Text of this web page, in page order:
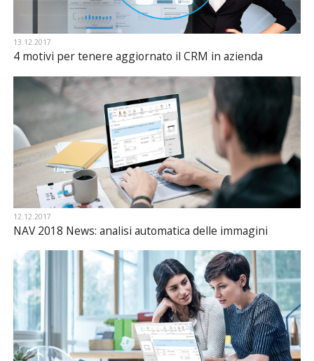
13.12.2017
4 motivi per tenere aggiornato il CRM in azienda
12.12.2017
NAV 2018 News: analisi automatica delle immagini